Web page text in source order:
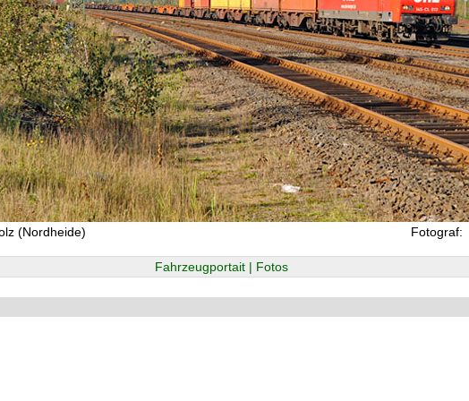
(Nordheide) Fotograf:
Fahrzeugportait | Fotos